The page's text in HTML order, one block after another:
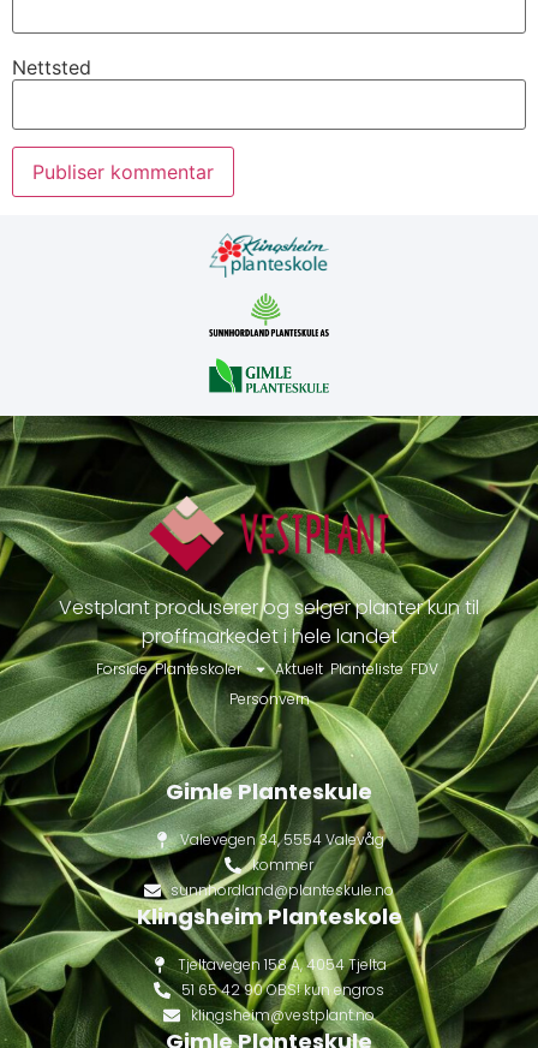
Nettsted
Vestplant produserer og selger planter kun til
proffmarkedet i hele landet
Forside Planteskoler Aktuelt Planteliste FDV
Personvern
Gimle Planteskule
Valevegen 34, 5554 Valevåg
kommer
sunnhordland@planteskule.no
Klingsheim Planteskole
Tjeltavegen 158 A, 4054 Tjelta
51 65 42 90 OBS! kun engros
klingsheim@vestplant.no
Gimle Planteskule